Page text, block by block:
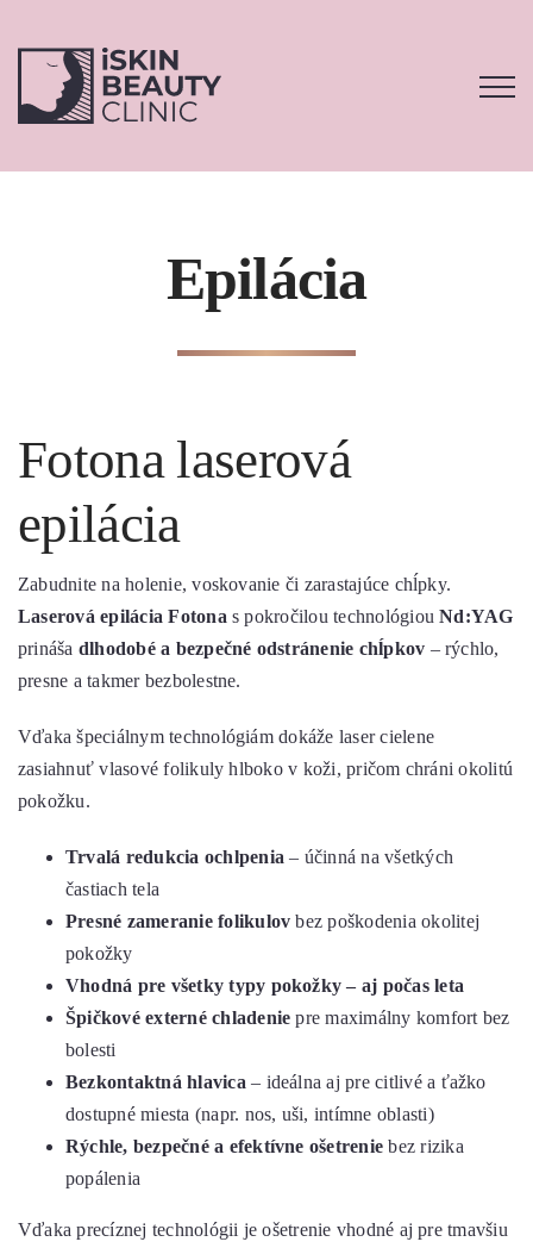
Epilácia
Fotona laserová
epilácia
Zabudnite na holenie, voskovanie či zarastajúce chĺpky.
Laserová epilácia Fotona s pokročilou technológiouNd:YAG
prináša dlhodobé a bezpečné odstránenie chĺpkov – rýchlo,
presne a takmer bezbolestne.
Vďaka špeciálnym technológiám dokáže laser cielene
zasiahnuť vlasové folikuly hlboko v koži, pričom chráni okolitú
pokožku.
Trvalá redukcia ochlpenia – účinná na všetkých
častiach tela
Presné zameranie folikulov bez poškodenia okolitej
pokožky
Vhodná pre všetky typy pokožky – aj počas leta
Špičkové externé chladenie pre maximálny komfort bez
bolesti
Bezkontaktná hlavica – ideálna aj pre citlivé a ťažko
dostupné miesta (napr. nos, uši, intímne oblasti)
Rýchle, bezpečné a efektívne ošetrenie bez rizika
popálenia
Vďaka precíznej technológii je ošetrenie vhodné aj pre tmavšiu